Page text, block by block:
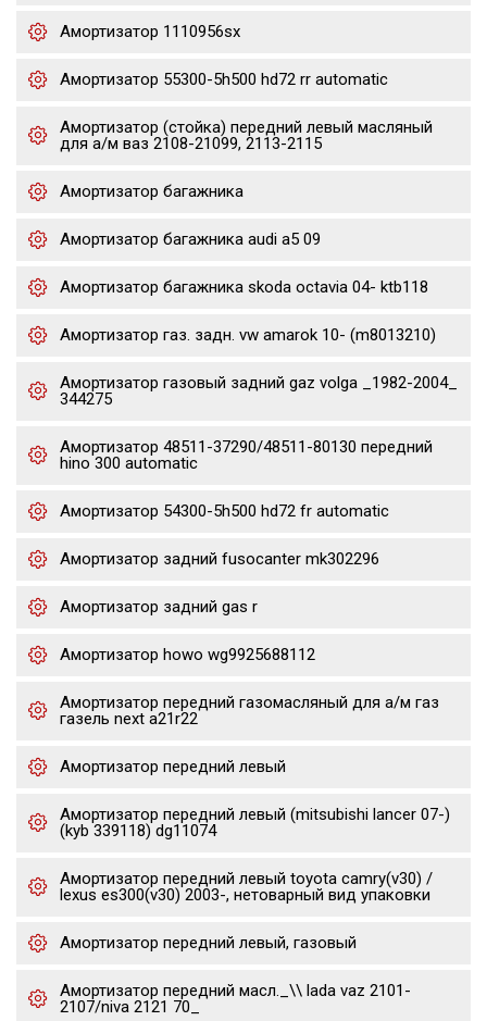
Амортизатор 1110956sx
Амортизатор 55300-5h500 hd72 rr automatic
Амортизатор (стойка) передний левый масляный
для а/м ваз 2108-21099, 2113-2115
Амортизатор багажника
Амортизатор багажника audi a5 09
Амортизатор багажника skoda octavia 04- ktb118
Амортизатор газ. задн. vw amarok 10- (m8013210)
Амортизатор газовый задний gaz volga _1982-2004_
344275
Амортизатор 48511-37290/48511-80130 передний
hino 300 automatic
Амортизатор 54300-5h500 hd72 fr automatic
Амортизатор задний fusocanter mk302296
Амортизатор задний gas r
Амортизатор howo wg9925688112
Амортизатор передний газомасляный для а/м газ
газель next a21r22
Амортизатор передний левый
Амортизатор передний левый (mitsubishi lancer 07-)
(kyb 339118) dg11074
Амортизатор передний левый toyota camry(v30) /
lexus es300(v30) 2003-, нетоварный вид упаковки
Амортизатор передний левый, газовый
Амортизатор передний масл._\\ lada vaz 2101-
2107/niva 2121 70_